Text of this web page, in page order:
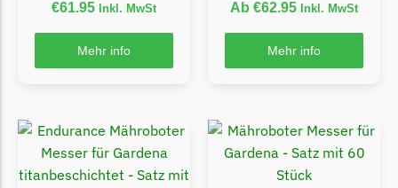
MTD
MTD Messer
€61.95 Inkl. MwSt
Mehr info
Ab €62.95 Inkl. MwSt
Mehr info